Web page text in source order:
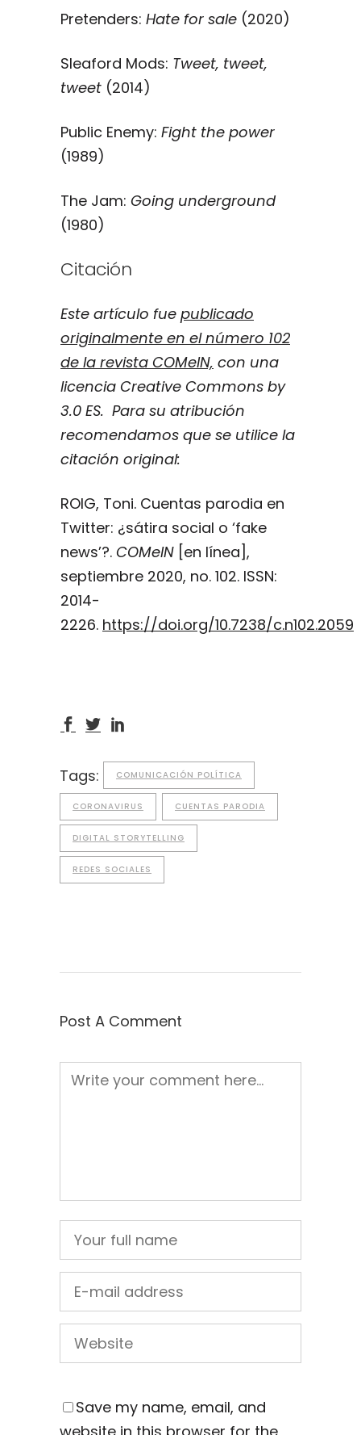
Pretenders: Hate for sale (2020)
Sleaford Mods: Tweet, tweet,
tweet (2014)
Public Enemy: Fight the power
(1989)
The Jam: Going underground
(1980)
Citación
Este artículo fue publicado
originalmente en el número 102
de la revista COMeIN, con una
licencia Creative Commons by
3.0 ES. Para su atribución
recomendamos que se utilice la
citación original:
ROIG, Toni. Cuentas parodia en
Twitter: ¿sátira social o ‘fake
news’?. COMeIN [en línea],
septiembre 2020, no. 102. ISSN:
2014-
2226. https://doi.org/10.7238/c.n102.2059
Tags: COMUNICACIÓN POLÍTICA
CORONAVIRUS CUENTAS PARODIA
DIGITAL STORYTELLING
REDES SOCIALES
Post A Comment
Save my name, email, and